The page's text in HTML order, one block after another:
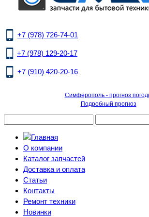
+7 (978) 726-74-01
+7 (978) 129-20-17
+7 (910) 420-20-16
Симферополь - прогноз
Подробный прогноз
О компании
Каталог запчастей
Доставка и оплата
Статьи
Контакты
Ремонт техники
Новинки